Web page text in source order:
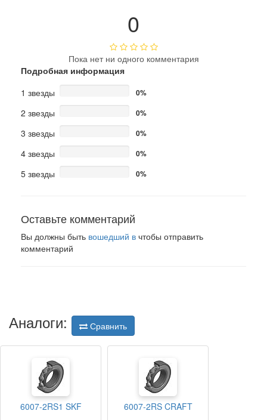
0
Пока нет ни одного комментария
Подробная информация
1 звезды
0%
2 звезды 0%
3 звезды 0%
4 звезды 0%
5 звезды 0%
Оставьте комментарий
Вы должны быть вошедший в чтобы отправить
комментарий
Аналоги: Сравнить
6007-2RS1 SKF 6007-2RS CRAFT